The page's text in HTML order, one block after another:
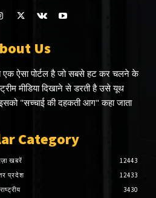
Us
एक ऐसा पोर्टल है जो सबसे हट कर चलने के
मीडिया दिखाने से डरती है उसे यूथ
"सच्चाई की दहकती आग" कहा जाता
Category
खबरें
12443
प्रदेश
12433
राष्ट्रीय
3430